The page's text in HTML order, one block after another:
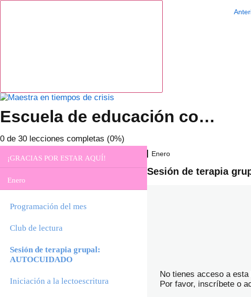
Escuela de educación consciente
0 de 30 lecciones completas (0%)
¡GRACIAS POR ESTAR AQUÍ!
¡Bienvenido/a a la escuela!
Programa semestral
Acceso al canal y grupo de Telegram
Enero
Programación del mes
Club de lectura
Sesión de terapia grupal:
AUTOCUIDADO
Iniciación a la lectoescritura
Enero
Sesión de terapia
No tienes acceso a esta
Por favor, inscríbete o